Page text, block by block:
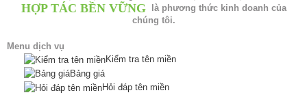
HỢP TÁC BỀN VỮNGlà phương thức kinh doanh của
chúng tôi.
Menu dịch vụ
Kiểm tra tên miền
Bảng giá
Hỏi đáp tên miền